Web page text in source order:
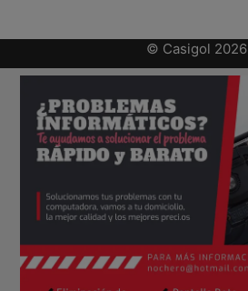
© Casigol 2026